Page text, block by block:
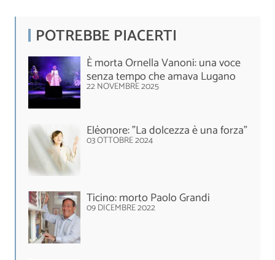
POTREBBE PIACERTI
È morta Ornella Vanoni: una voce
senza tempo che amava Lugano
22 NOVEMBRE 2025
Eléonore: "La dolcezza è una forza"
03 OTTOBRE 2024
Ticino: morto Paolo Grandi
09 DICEMBRE 2022